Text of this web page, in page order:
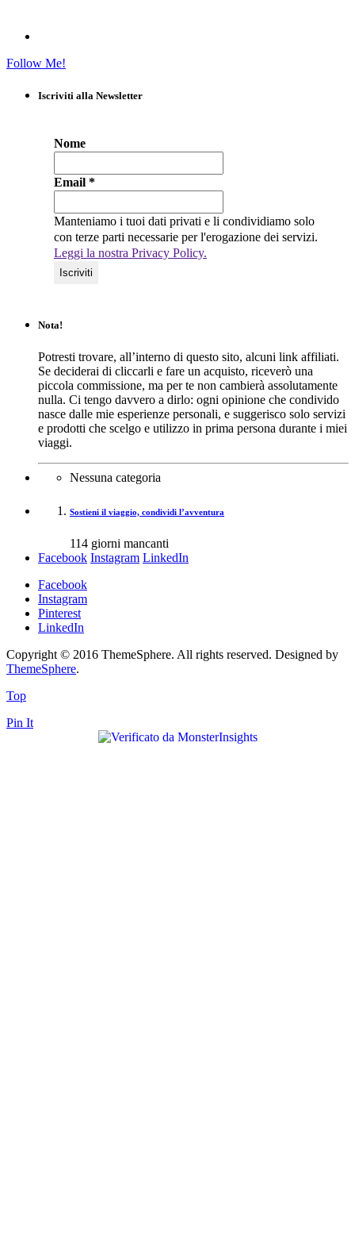
Follow Me!
Iscriviti alla Newsletter
Nome
Email *
Manteniamo i tuoi dati privati e li condividiamo solo
con terze parti necessarie per l'erogazione dei servizi.
Leggi la nostra Privacy Policy.
Nota!
Potresti trovare, all’interno di questo sito, alcuni link affiliati.
Se deciderai di cliccarli e fare un acquisto, riceverò una
piccola commissione, ma per te non cambierà assolutamente
nulla. Ci tengo davvero a dirlo: ogni opinione che condivido
nasce dalle mie esperienze personali, e suggerisco solo servizi
e prodotti che scelgo e utilizzo in prima persona durante i miei
viaggi.
Nessuna categoria
Sostieni il viaggio, condividi l’avventura
114 giorni mancanti
Facebook Instagram LinkedIn
Facebook
Instagram
Pinterest
LinkedIn
Copyright © 2016 ThemeSphere. All rights reserved. Designed by
ThemeSphere.
Top
Pin It